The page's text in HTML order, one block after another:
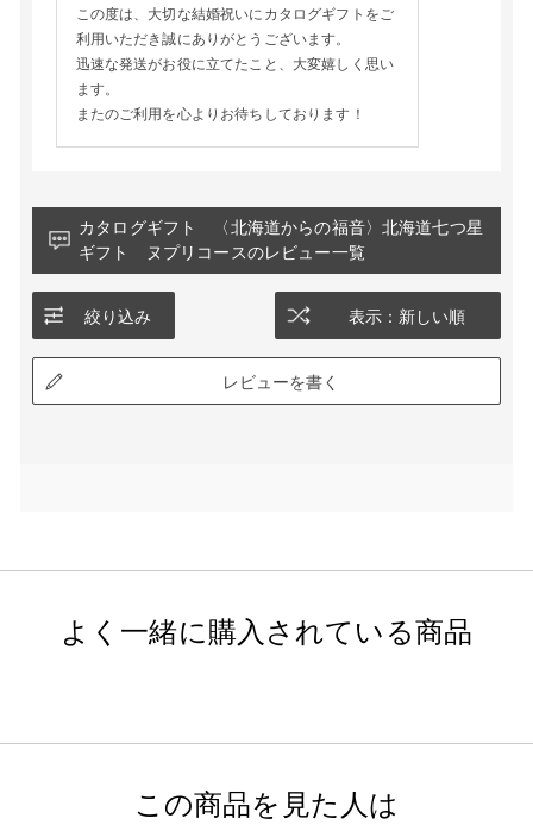
この度は、大切な結婚祝いにカタログギフトをご
利用いただき誠にありがとうございます。
迅速な発送がお役に立てたこと、大変嬉しく思い
ます。
またのご利用を心よりお待ちしております！
カタログギフト 〈北海道からの福音〉北海道七つ星
ギフト ヌプリコースのレビュー一覧
絞り込み 表示：新しい順
レビューを書く
よく一緒に購入されている商品
この商品を見た人は